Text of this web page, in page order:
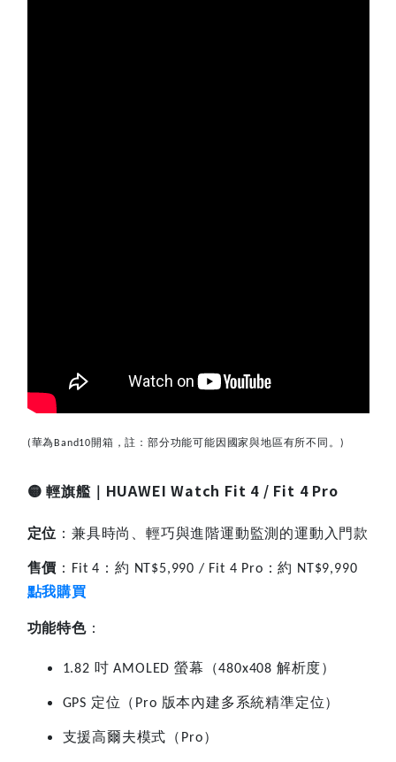
(華為Band10開箱，註：部分功能可能因國家與地區有所不同。 )
🟡 輕旗艦｜ HUAWEI Watch Fit 4 / Fit 4 Pro
定位 ：兼具時尚、輕巧與進階運動監測的運動入門款
售價 ： Fit 4 ：約 NT$5,990 / Fit 4 Pro ：約 NT$9,990
點我購買
功能特色：
1.82 吋 AMOLED 螢幕（480x408 解析度）
GPS 定位（ Pro 版本內建多系統精準定位）
支援高爾夫模式（ Pro）